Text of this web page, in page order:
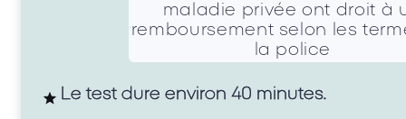
maladie privée ont droit à
remboursement selon les
la police
Le test dure environ 40 minutes.